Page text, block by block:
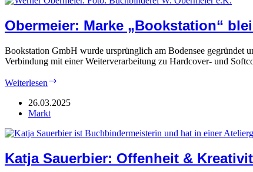
Obermeier: Marke „Bookstation“
Bookstation GmbH wurde ursprünglich am Bodensee gegründet
Verbindung mit einer Weiterverarbeitung zu Hardcover- und
Weiterlesen
„Bookstation“
26.03.2025
Markt
Katja Sauerbier: Offenheit &